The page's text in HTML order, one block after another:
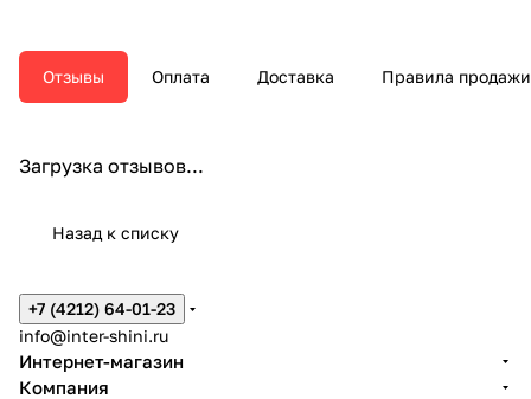
Отзывы Оплата Доставка Правила продажи
Загрузка отзывов...
Назад к списку
+7 (4212) 64-01-23
info@inter-shini.ru
Интернет-магазин
Компания